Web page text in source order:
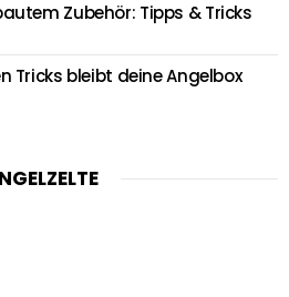
Zubehör: Tipps & Tricks
Tricks bleibt deine Angelbox